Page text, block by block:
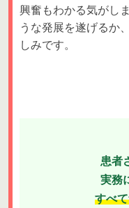
興奮もわかる気がし
うな発展を遂げるか
しみです。
患者
実務
すべ